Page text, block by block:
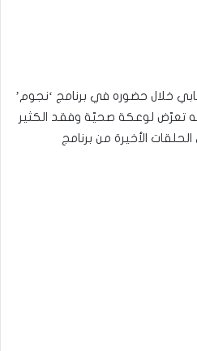
خلال حضوره في برنامج ‘نجوم’
السبت 13 نوفمبر 2021 أنّه تعرّض لوعكة صحيّة وفقد الكثير
الأخيرة من برنامج